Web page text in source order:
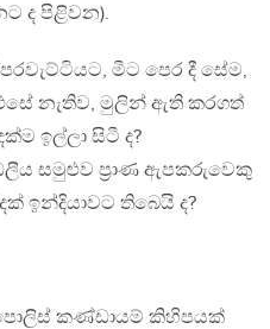
ද පිළිවන).
මීට පෙර දී සේම,
නැතිව, මුලින් ඇති කරගත්
ඉල්ලා සිටී ද?
සමුළුව ප‍්‍රාණ ඇපකරුවෙකු
ඉන්දියාවට තිබෙයි ද?
පොලිස් කණ්ඩායම් කිහිපයක්